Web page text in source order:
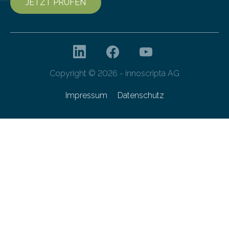
JETZT PRÜFEN
Copyright © 2026 - innoscripta AG
Impressum Datenschutz